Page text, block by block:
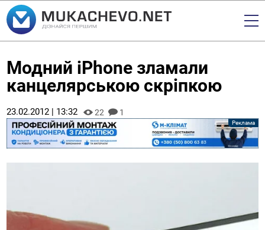
Модний iPhone зламали
канцелярською скріпкою
23.02.2012 | 13:32 22 1